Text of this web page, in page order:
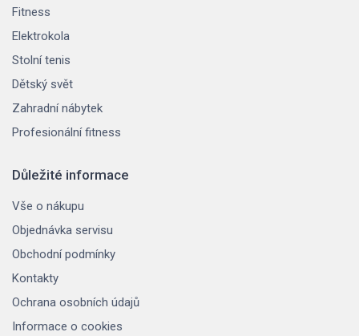
Fitness
Elektrokola
Stolní tenis
Dětský svět
Zahradní nábytek
Profesionální fitness
Důležité informace
Vše o nákupu
Objednávka servisu
Obchodní podmínky
Kontakty
Ochrana osobních údajů
Informace o cookies